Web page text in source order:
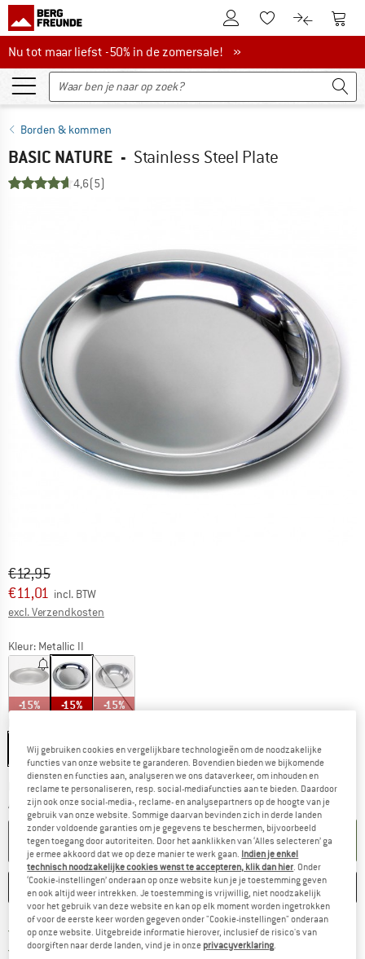
De klantenaccount
Naar deNaar de
Nu tot maar liefst -50% in de zomersale!
Nu tot maar liefst -50% in de zomersale! »
Borden & kommen
BASIC NATURE - Stainless Steel Plate
4,6(5)
Oorspronkelijke prijs :
€12,95
Prijs:
€11,01 incl. BTW
excl. Verzendkosten
Kleur: Metallic II
-15% -15% -15%
Flach Tief
Levertijd: 3-5 werkdagenDe link wordt geopend in een infovak en bevat
Aantal:
IN DE WINKELMAND
ONTHOUDEN VERGELIJKEN
Gratis verzending vanaf € 69 (NL)Vind hier de
100 dagen bedenktijdVind de betalingsinformatie hier!
Wij gebruiken cookies en vergelijkbare technologieën om de noodzakelijke
functies van onze website te garanderen. Bovendien bieden we bijkomende
diensten en functies aan, analyseren we ons dataverkeer, om inhouden en
reclame te personaliseren, resp. social-mediafuncties aan te bieden. Daardoor
zijn ook onze social-media-, reclame- en analysepartners op de hoogte van je
gebruik van onze website. Sommige daarvan bevinden zich in derde landen
zonder voldoende garanties om je gegevens te beschermen, bijvoorbeeld
tegen toegang door autoriteiten. Door het aanklikken van ‘Alles selecteren’ ga
je ermee akkoord dat we op deze manier te werk gaan. Indien je enkel
technisch noodzakelijke cookies wenst te accepteren, klik dan hier . Onder
‘Cookie-instellingen’ onderaan op onze website kun je je toestemming geven
en ook altijd weer intrekken. Je toestemming is vrijwillig, niet noodzakelijk
voor het gebruik van deze website en kan op elk moment worden ingetrokken
of voor de eerste keer worden gegeven onder "Cookie-instellingen" onderaan
op onze website. Uitgebreide informatie hierover, inclusief de risico's van
doorgiften naar derde landen, vind je in onze privacyverklaring